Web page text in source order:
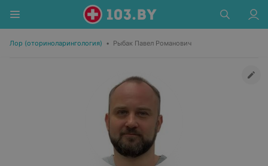
Лор (оториноларингология) • Рыбак Павел Романович